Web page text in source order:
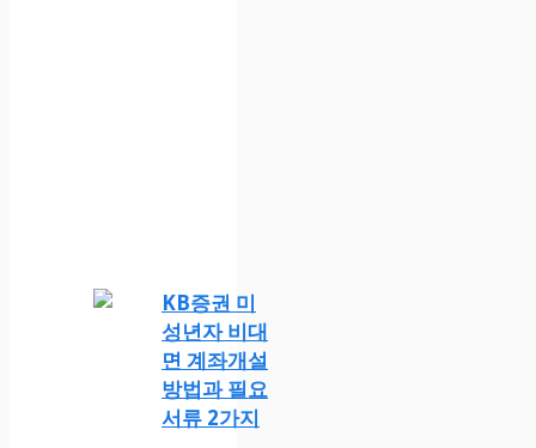
KB증권 미
성년자 비대
면 계좌개설
방법과 필요
서류 2가지